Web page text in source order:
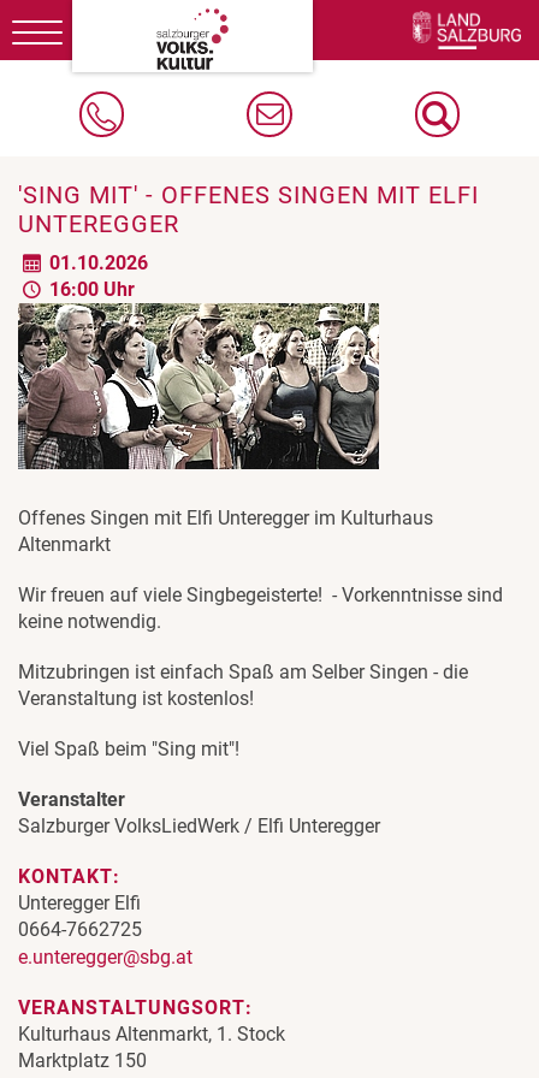
Toggle
navigation
'SING MIT' - OFFENES SINGEN MIT ELFI
UNTEREGGER
01.10.2026
16:00 Uhr
Offenes Singen mit Elfi Unteregger im Kulturhaus
Altenmarkt
Wir freuen auf viele Singbegeisterte! - Vorkenntnisse sind
keine notwendig.
Mitzubringen ist einfach Spaß am Selber Singen - die
Veranstaltung ist kostenlos!
Viel Spaß beim "Sing mit"!
Veranstalter
Salzburger VolksLiedWerk / Elfi Unteregger
KONTAKT:
Unteregger Elfi
0664-7662725
e.unteregger@sbg.at
VERANSTALTUNGSORT:
Kulturhaus Altenmarkt, 1. Stock
Marktplatz 150